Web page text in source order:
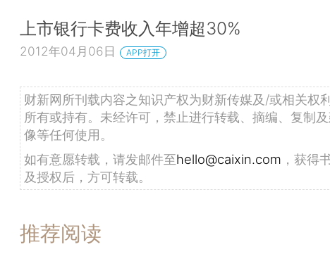
上市银行卡费收入年增超30%
2012年04月06日 APP打开
财新网所刊载内容之知识产权为财新传媒及/或相关权
所有或持有。未经许可，禁止进行转载、摘编、复制
像等任何使用。
如有意愿转载，请发邮件至hello@caixin.com ，获得
及授权后，方可转载。
推荐阅读